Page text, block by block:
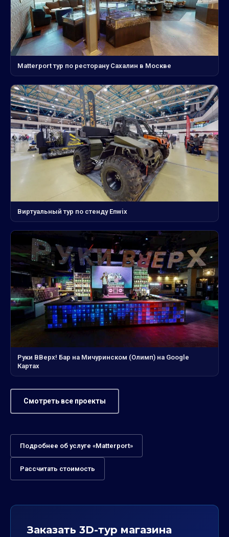
Matterport тур по ресторану Сахалин в Москве
Виртуальный тур по стенду Enwix
Руки ВВерх! Бар на Мичуринском (Олимп) на Google
Картах
Смотреть все проекты
Подробнее об услуге «Matterport»
Рассчитать стоимость
Заказать 3D-тур магазина